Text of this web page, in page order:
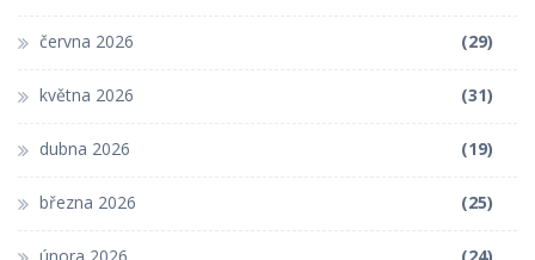
června 2026 (29)
května 2026 (31)
dubna 2026 (19)
března 2026 (25)